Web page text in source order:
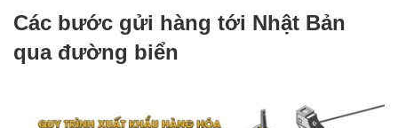
Các bước gửi hàng tới Nhật Bản
qua đường biển